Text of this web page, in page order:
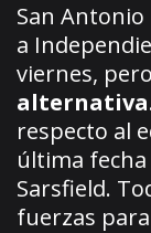
San Antonio
a
viernes,
alternativa
respecto al
última
Sarsfield.
fuerzas